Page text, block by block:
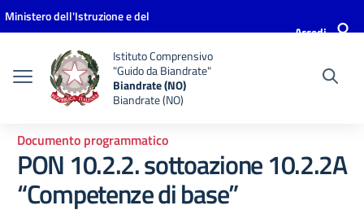
Vai ai contenuti
Vai al menu di navigazione
Vai al footer
Ministero dell'Istruzione e del
Accedi
Istituto Comprensivo
"Guido da Biandrate"
Biandrate (NO)
Biandrate (NO)
Documento programmatico
PON 10.2.2. sottoazione 10.2.2A
“Competenze di base”